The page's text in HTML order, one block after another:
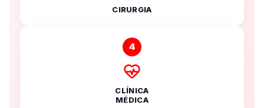
CIRURGIA
4
CLÍNICA
MÉDICA